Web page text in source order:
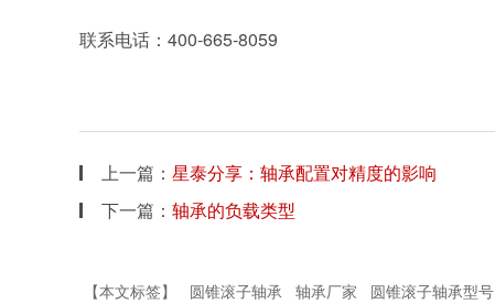
联系电话： 400-665-8059
上一篇： 星泰分享：轴承配置对精度的影响
下一篇： 轴承的负载类型
【本文标签】 圆锥滚子轴承 轴承厂家 圆锥滚子轴承型号